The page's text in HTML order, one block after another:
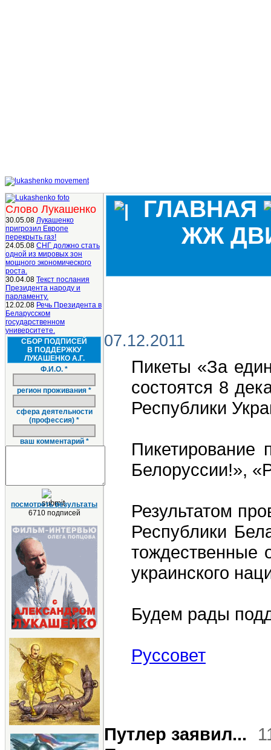
Слово Лукашенко
30.05.08 Лукашенко
пригрозил Европе
перекрыть газ!
24.05.08 СНГ должно стать
одной из мировых зон
мощного экономического
роста.
30.04.08 Текст послания
Президента народу и
парламенту.
12.02.08 Речь Президента в
Беларусском
государственном
университете.
СБОР ПОДПИСЕЙ
В ПОДДЕРЖКУ
ЛУКАШЕНКО А.Г.
Ф.И.О. *
регион проживания *
сфера деятельности
(профессия) *
ваш комментарий *
посмотреть результаты
6710 подписей
ГЛАВНАЯ
ЖЖ
07.12.2011
Пикеты «За
состоятся 8
Республики
Пикетирование
Белоруссии!»,
Результатом
Республики
тождественные
украинского
Будем рады
Руссовет
Путлер заявил...